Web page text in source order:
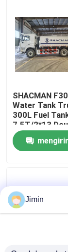
Tentang kami
Tur Pabrik
Kontrol
Hubungi Kami
Permintaan
Truk Dump
SHACMAN
Water Tank
300L Fuel
7.5T/2*13
Stage Axle
Jimin